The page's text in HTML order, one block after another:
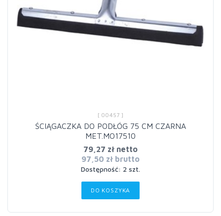
[ 00457 ]
ŚCIĄGACZKA DO PODŁÓG 75 CM CZARNA
MET.MO17510
79,27 zł netto
97,50 zł brutto
Dostępność: 2 szt.
DO KOSZYKA